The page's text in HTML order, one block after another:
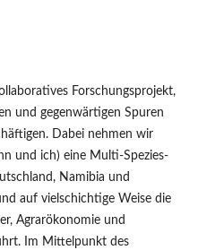
Forschungsprojekt,
und gegenwärtigen Spuren
Dabei nehmen wir
und ich) eine Multi-Spezies-
Namibia und
auf vielschichtige Weise die
Agrarökonomie und
Im Mittelpunkt des